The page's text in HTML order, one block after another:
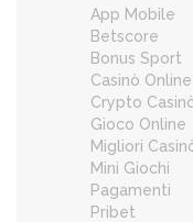
App Mobile
Betscore
Bonus Sport
Casinò Online
Crypto
Gioco Online
Migliori
Mini Giochi
Pagamenti
Pribet